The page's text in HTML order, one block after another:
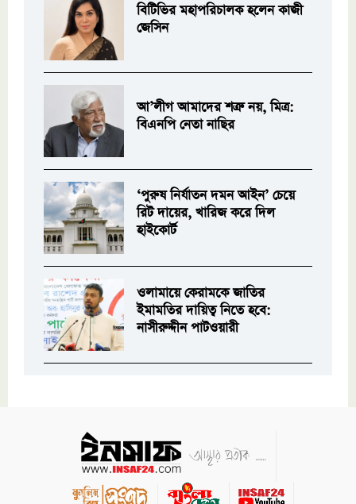
বিটিভির মহাপরিচালক হলেন কাজী
জেসিন
আ’লীগ আমাদের শত্রু নয়, মিত্র:
বিএনপি নেতা নাছির
‘পুরুষ নির্যাতন দমন আইন’ চেয়ে
রিট দায়ের, খারিজ করে দিল
হাইকোর্ট
ওলামায়ে কেরামকে জাতির
ইমামতির দায়িত্ব নিতে হবে:
নাসীরুদ্দীন পাটওয়ারী